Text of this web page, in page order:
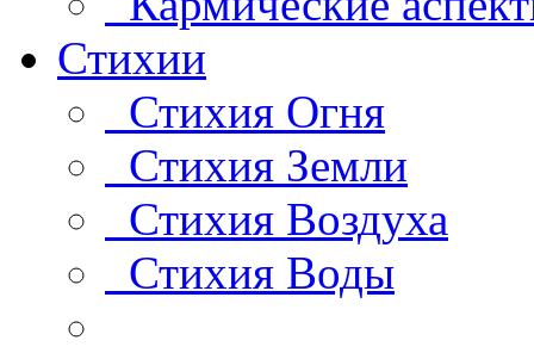
Стихии
Стихия Огня
Стихия Земли
Стихия Воздуха
Стихия Воды